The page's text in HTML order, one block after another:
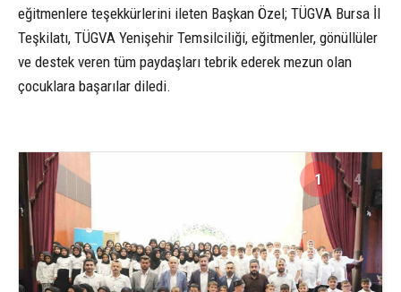
eğitmenlere teşekkürlerini ileten Başkan Özel; TÜGVA Bursa İl
Teşkilatı, TÜGVA Yenişehir Temsilciliği, eğitmenler, gönüllüler
ve destek veren tüm paydaşları tebrik ederek mezun olan
çocuklara başarılar diledi.
1 4